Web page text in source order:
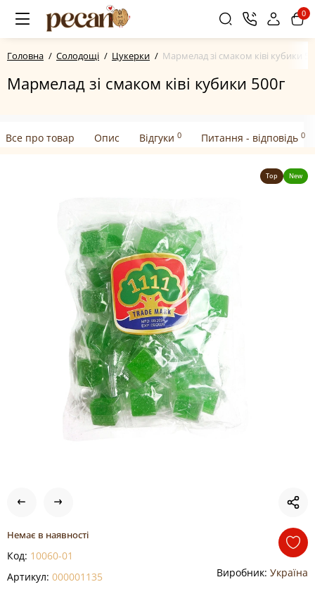
0
Головна Солодощі Цукерки Мармелад зі смаком ківі кубики
Мармелад зі смаком ківі кубики 500г
Все про товар Опис Відгуки 0 Питання - відповідь 0
Top New
Немає в наявності
Код: 10060-01
Артикул: 000001135 Виробник: Україна